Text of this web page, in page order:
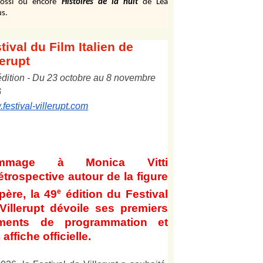
ou encore Histoires de la nuit de Léa
du Film Italien de
- Du 23 octobre au 8 novembre
villerupt.com
à Monica Vitti
autour de la figure
la 49e édition du Festival
dévoile ses premiers
de programmation et
affiche officielle.